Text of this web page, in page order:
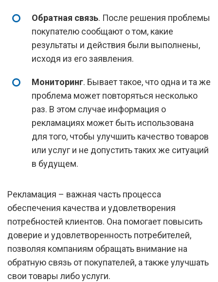
Обратная связь. После решения проблемы
покупателю сообщают о том, какие
результаты и действия были выполнены,
исходя из его заявления.
Мониторинг. Бывает такое, что одна и та же
проблема может повторяться несколько
раз. В этом случае информация о
рекламациях может быть использована
для того, чтобы улучшить качество товаров
или услуг и не допустить таких же ситуаций
в будущем.
Рекламация – важная часть процесса
обеспечения качества и удовлетворения
потребностей клиентов. Она помогает повысить
доверие и удовлетворенность потребителей,
позволяя компаниям обращать внимание на
обратную связь от покупателей, а также улучшать
свои товары либо услуги.